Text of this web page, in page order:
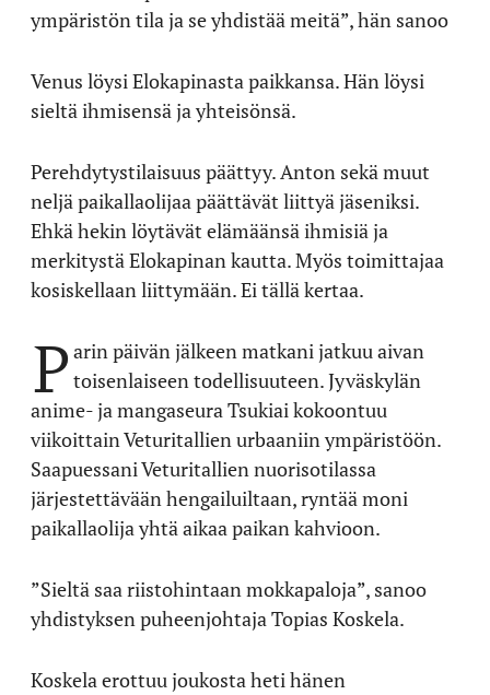
ympäristön tila ja se yhdistää meitä”, hän sanoo
Venus löysi Elokapinasta paikkansa. Hän löysi
sieltä ihmisensä ja yhteisönsä.
Perehdytystilaisuus päättyy. Anton sekä muut
neljä paikallaolijaa päättävät liittyä jäseniksi.
Ehkä hekin löytävät elämäänsä ihmisiä ja
merkitystä Elokapinan kautta. Myös toimittajaa
kosiskellaan liittymään. Ei tällä kertaa.
P arin päivän jälkeen matkani jatkuu aivan
toisenlaiseen todellisuuteen. Jyväskylän
anime- ja mangaseura Tsukiai kokoontuu
viikoittain Veturitallien urbaaniin ympäristöön.
Saapuessani Veturitallien nuorisotilassa
järjestettävään hengailuiltaan, ryntää moni
paikallaolija yhtä aikaa paikan kahvioon.
”Sieltä saa riistohintaan mokkapaloja”, sanoo
yhdistyksen puheenjohtaja Topias Koskela.
Koskela erottuu joukosta heti hänen